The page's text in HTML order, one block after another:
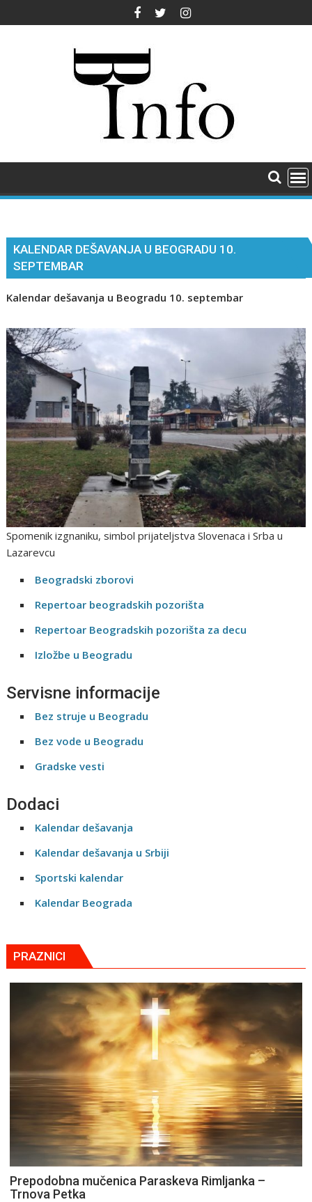
to
KALENDAR DEŠAVANJA U BEOGRADU 10.
SEPTEMBAR
Kalendar dešavanja u Beogradu 10. septembar
Spomenik izgnaniku, simbol prijateljstva Slovenaca i Srba u
Lazarevcu
Beogradski zborovi
Repertoar beogradskih pozorišta
Repertoar Beogradskih pozorišta za decu
Izložbe u Beogradu
Servisne informacije
Bez struje u Beogradu
Bez vode u Beogradu
Gradske vesti
Dodaci
Kalendar dešavanja
Kalendar dešavanja u Srbiji
Sportski kalendar
Kalendar Beograda
PRAZNICI
Prepodobna mučenica Paraskeva Rimljanka –
Trnova Petka